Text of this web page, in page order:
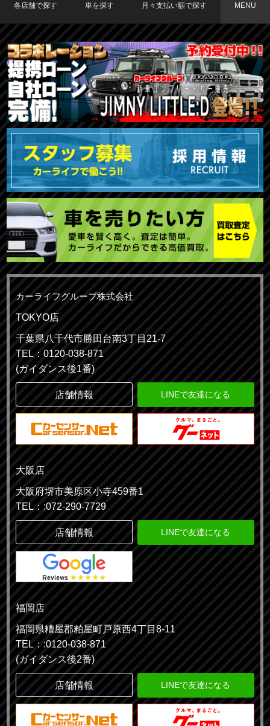
各店舗で探す
TOKYO店在庫車両
大阪店在庫車両
福岡店在庫車両
車を探す
車種で探す
メーカーで探す
月々支払い額で探す
〜19,999円
20,000円〜29,999円
30,000円〜39,999円
40,000円〜49,999円
50,000円〜
MENU
カーライフグループ株式会社
TOKYO店
千葉県八千代市勝田台南3丁目21-7
TEL：0120-038-871
(ガイダンス後1番)
店舗情報 LINEで友達になる
大阪店
大阪府堺市美原区小寺459番1
TEL：:072-290-7729
店舗情報 LINEで友達になる
福岡店
福岡県糟屋郡粕屋町戸原西4丁目8-11
TEL：:0120-038-871
(ガイダンス後2番)
店舗情報 LINEで友達になる